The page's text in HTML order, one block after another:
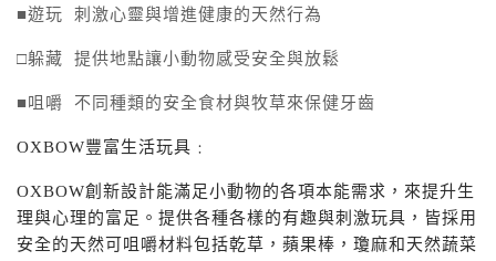
■遊玩 刺激心靈與增進健康的天然行為
□躲藏 提供地點讓小動物感受安全與放鬆
■咀嚼 不同種類的安全食材與牧草來保健牙齒
OXBOW豐富生活玩具﹕
OXBOW創新設計能滿足小動物的各項本能需求，來提升生
理與心理的富足。提供各種各樣的有趣與刺激玩具，皆採用
安全的天然可咀嚼材料包括乾草，蘋果棒，瓊麻和天然蔬菜